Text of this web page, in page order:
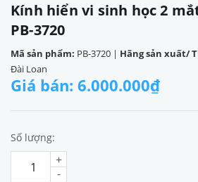
Kính hiển vi sinh học 2
PB-3720
Mã sản phẩm: PB-3720 | Hãng sản xuất/
Đài Loan
Giá bán: 6.000.000₫
Số lượng:
-
+